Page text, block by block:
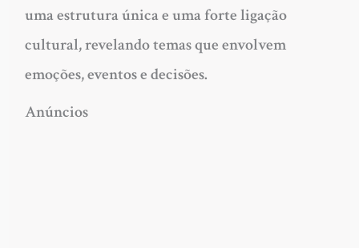
uma estrutura única e uma forte ligação
cultural, revelando temas que envolvem
emoções, eventos e decisões.
Anúncios